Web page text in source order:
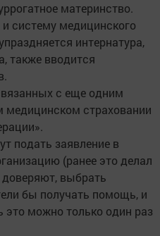
материнство.
систему медицинского
интернатура,
также вводится
с еще одним
медицинском страховании
подать заявление в
(ранее это делал
доверяют, выбрать
бы получать помощь, и
это можно только один раз